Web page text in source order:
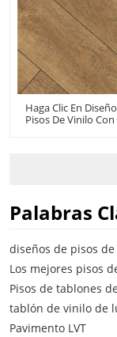
Haga Clic En
Pisos De Vinilo
Resistente A Los
HDF 9114
Palabras
diseños de pisos
Los mejores pisos
Pisos de tablones
tablón de vinilo de
Pavimento LVT